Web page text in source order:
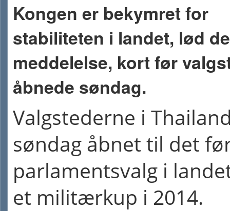
Kongen er bekymret for
stabiliteten i landet, lød
meddelelse, kort før
åbnede søndag.
Valgstederne i
søndag åbnet til det
parlamentsvalg i
et militærkup i 2014.